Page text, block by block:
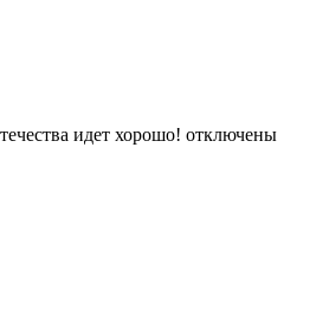
идет хорошо! отключены